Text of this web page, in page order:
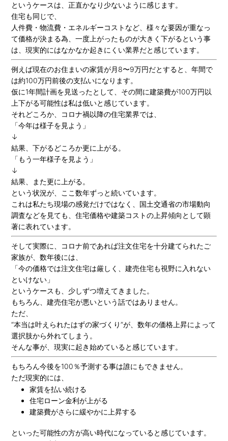
というケースは、正直かなり少ないように感じます。
住宅も同じで、
人件費・物流費・エネルギーコストなど、様々な要因が重なっ
て価格が決まる為、一度上がったものが大きく下がるという事
は、現実的にはなかなか起きにくい業界だと感じています。
例えば現在のお住まいの家賃が月8〜9万円だとすると、年間で
は約100万円前後の支払いになります。
仮に1年間計画を見送ったとして、その間に建築費が100万円以
上下がる可能性は私は低いと感じています。
それどころか、コロナ禍以降の住宅業界では、
「今年は様子を見よう」
↓
結果、下がるどころか更に上がる。
「もう一年様子を見よう」
↓
結果、また更に上がる。
という状況が、ここ数年ずっと続いています。
これは私たち現場の感覚だけではなく、国土交通省の市場動向
調査などを見ても、住宅価格や建築コストの上昇傾向として顕
著に表れています。
そして実際に、コロナ前であれば注文住宅を十分建てられたご
家族が、数年後には、
「今の価格では注文住宅は厳しく、建売住宅も視野に入れない
といけない」
というケースも、少しずつ増えてきました。
もちろん、建売住宅が悪いという話ではありません。
ただ、
“本当は叶えられたはずの家づくり”が、数年の価格上昇によって
選択肢から外れてしまう。
そんな事が、現実に起き始めていると感じています。
もちろん今後を100％予測する事は誰にもできません。
ただ現実的には、
家賃を払い続ける
住宅ローン金利が上がる
建築費がさらに緩やかに上昇する
といった可能性の方が高い時代になっていると感じています。